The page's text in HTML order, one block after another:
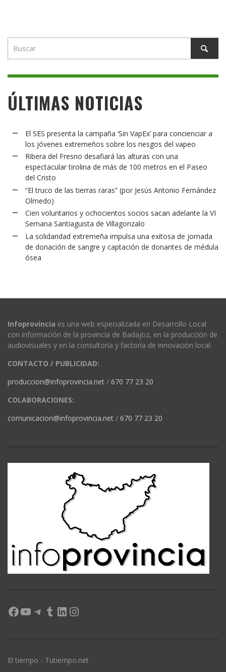
ÚLTIMAS NOTICIAS
El SES presenta la campaña ‘Sin VapEx’ para concienciar a
los jóvenes extremeños sobre los riesgos del vapeo
Ribera del Fresno desafiará las alturas con una
espectacular tirolina de más de 100 metros en el Paseo
del Cristo
“El truco de las tierras raras” (por Jesús Antonio Fernández
Olmedo)
Cien voluntarios y ochocientos socios sacan adelante la VI
Semana Santiaguista de Villagonzalo
La solidaridad extremeña impulsa una exitosa de jornada
de donación de sangre y captación de donantes de médula
ósea
Infoprovincia es una web especializada en Desarrollo Local
con información de la provincia de Badajoz, en la producción de
audiovisuales y en la consultoría y factoría de innovación local.
CONTACTO / PUBLICIDAD:
produccion@infoprovincia.net / 670 77 23 20
COLABORACIONES:
comunicacion@infoprovincia.net / 670 77 23 20
Facebook
YouTube
Telegram
Tumblr
LinkedIn
Instagram
El tiempo - Tutiempo.net